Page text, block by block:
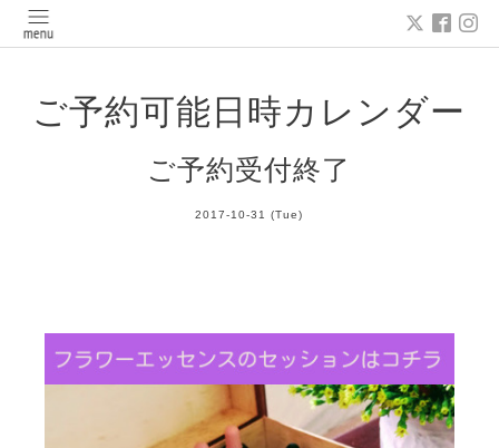
ご予約可能日時カレンダー
ご予約受付終了
2017-10-31 (Tue)